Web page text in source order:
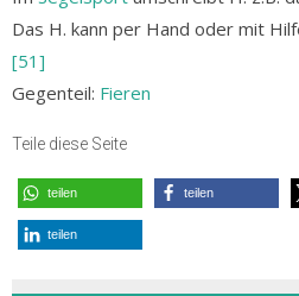
Das H. kann per Hand oder mit
[51]
Gegenteil: Fieren
Teile diese Seite
teilen teilen
teilen